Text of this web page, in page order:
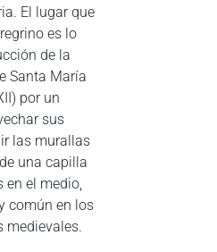
El lugar que
es lo
de la
Santa María
por un
sus
las murallas
una capilla
el medio,
común en los
medievales.